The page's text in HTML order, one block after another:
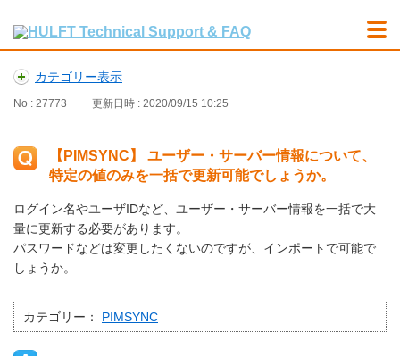
カテゴリー表示
No : 27773 更新日時 : 2020/09/15 10:25
【PIMSYNC】 ユーザー・サーバー情報について、
特定の値のみを一括で更新可能でしょうか。
ログイン名やユーザIDなど、ユーザー・サーバー情報を一括で大
量に更新する必要があります。
パスワードなどは変更したくないのですが、インポートで可能で
しょうか。
カテゴリー： PIMSYNC